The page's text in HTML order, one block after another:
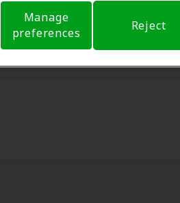
Manage
preferences
Reject
transparente su experiencia de
preguntas sobre el seguro y